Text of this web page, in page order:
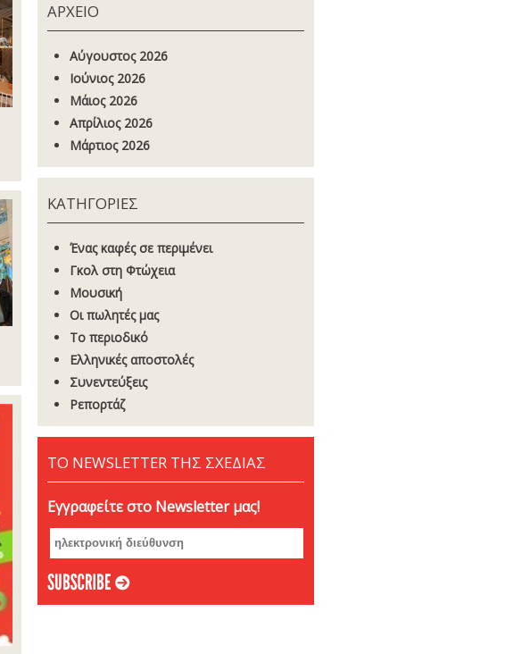
ΑΡΧΕΙΟ
Αύγουστος 2026
Ιούνιος 2026
Μάιος 2026
Απρίλιος 2026
Μάρτιος 2026
ΚΑΤΗΓΟΡΙΕΣ
Ένας καφές σε περιμένει
Γκoλ στη Φτώχεια
Μουσική
Οι πωλητές μας
Το περιοδικό
Ελληνικές αποστολές
Συνεντεύξεις
Ρεπορτάζ
ΤΟ NEWSLETTER ΤΗΣ ΣΧΕΔΙΑΣ
Εγγραφείτε στο Newsletter μας!